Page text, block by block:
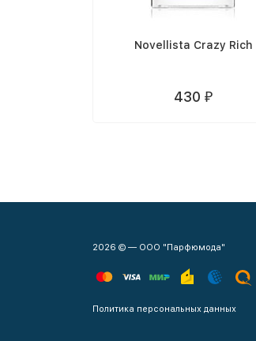
Novellista Crazy Rich
430 ₽
2026 © — ООО "Парфюмода"
Политика персональных данных